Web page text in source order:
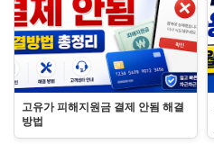
고유가 피해지원금 결제 안됨 해결
방법